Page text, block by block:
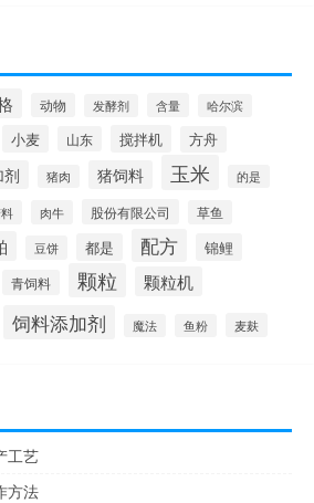
动物 发酵剂 含量 哈尔滨
小麦 山东 搅拌机 方舟
猪肉 猪饲料 玉米 的是
肉牛 股份有限公司 草鱼
豆饼 都是 配方 锦鲤
青饲料 颗粒 颗粒机
饲料添加剂 魔法 鱼粉 麦麸
工艺
方法